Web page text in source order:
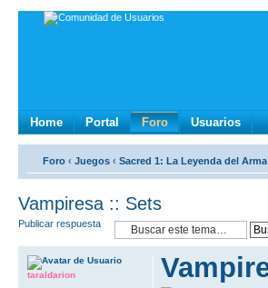
Home Portal Foro Usuarios
Foro ‹ Juegos ‹ Sacred 1: La Leyenda del
Vampiresa :: Sets
Publicar respuesta
taraldarion